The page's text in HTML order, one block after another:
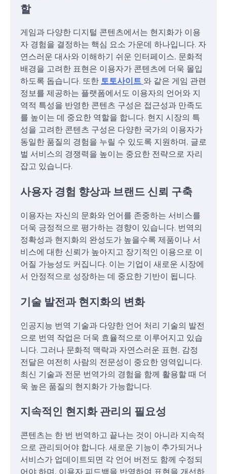
할
게임과 다양한 디지털 콘텐츠에서는 현지화가 이용
자 경험을 결정하는 핵심 요소 가운데 하나입니다. 자
연스러운 대사와 이해하기 쉬운 인터페이스, 문화적
배경을 고려한 표현은 이용자가 콘텐츠에 더욱 몰입
하도록 돕습니다. 또한 토토사이트 와 같은 게임 관련
정보를 제공하는 플랫폼에서도 이용자의 언어와 지
역적 특성을 반영한 콘텐츠 구성은 접근성과 만족도
를 높이는 데 중요한 역할을 합니다. 현지 시장의 특
성을 고려한 콘텐츠 구성은 다양한 국가의 이용자가
동일한 품질의 경험을 누릴 수 있도록 지원하며, 글로
벌 서비스의 경쟁력을 높이는 중요한 전략으로 자리
잡고 있습니다.
사용자 경험 향상과 브랜드 신뢰 구축
이용자는 자신의 문화와 언어를 존중하는 서비스를
더욱 긍정적으로 평가하는 경향이 있습니다. 번역의
정확성과 현지화의 완성도가 높을수록 제품이나 서
비스에 대한 신뢰가 높아지고 장기적인 이용으로 이
어질 가능성도 커집니다. 이는 기업이 새로운 시장에
서 안정적으로 성장하는 데 중요한 기반이 됩니다.
기술 발전과 현지화의 변화
인공지능 번역 기술과 다양한 언어 처리 기술의 발전
으로 번역 작업은 더욱 효율적으로 이루어지고 있습
니다. 그러나 문화적 맥락과 자연스러운 표현, 감정
전달은 여전히 사람의 전문성이 중요한 영역입니다.
최신 기술과 전문 번역가의 경험을 함께 활용할 때 더
욱 높은 품질의 현지화가 가능합니다.
지속적인 현지화 관리의 필요성
콘텐츠는 한 번 번역하고 끝나는 것이 아니라 지속적
으로 관리되어야 합니다. 새로운 기능이 추가되거나
서비스가 업데이트되면 각 언어 버전도 함께 수정되
어야 하며, 이용자 피드백을 반영하여 표현을 개선하